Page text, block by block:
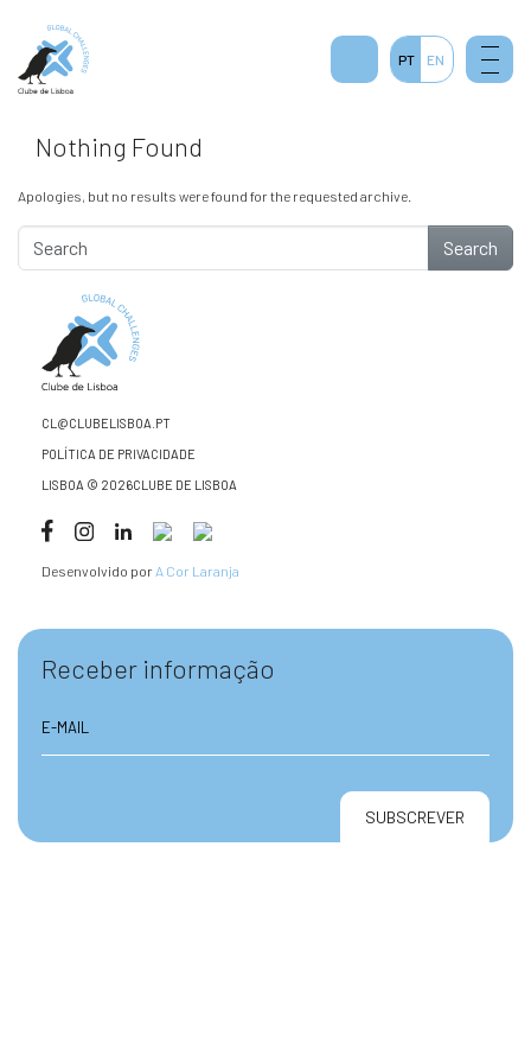
Nothing Found
Apologies, but no results were found for the requested archive.
Search
CL@CLUBELISBOA.PT
POLÍTICA DE PRIVACIDADE
LISBOA © 2026CLUBE DE LISBOA
Desenvolvido por A Cor Laranja
Receber informação
PT EN